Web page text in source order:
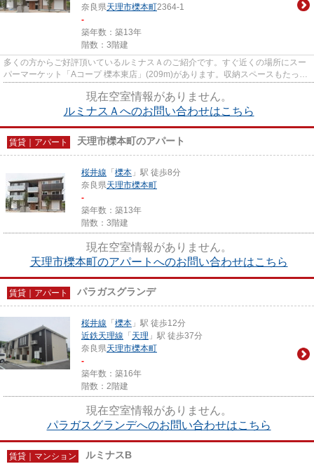
奈良県天理市櫟本町2364-1
-
築年数：築13年
階数：3階建
多くの方からご好評頂いているルミナスＡのご紹介です。すぐ近くの場所にスー
パーマーケット「Aコープ 櫟本東店」(209m)があります。収納スペースもたっぷ
現在空室情報がありません。
ルミナスＡへのお問い合わせはこちら
賃貸｜アパート 天理市櫟本町のアパート
桜井線 「 櫟本 」駅 徒歩8分
奈良県天理市櫟本町
-
築年数：築13年
階数：3階建
現在空室情報がありません。
天理市櫟本町のアパートへのお問い合わせはこちら
賃貸｜アパート パラガスグランデ
桜井線 「 櫟本 」駅 徒歩12分
近鉄天理線 「 天理 」駅 徒歩37分
奈良県天理市櫟本町
-
築年数：築16年
階数：2階建
現在空室情報がありません。
パラガスグランデへのお問い合わせはこちら
賃貸｜マンション ルミナスB